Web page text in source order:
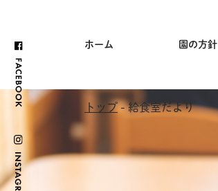
ホーム 園の方針
トップ- 給食室だより